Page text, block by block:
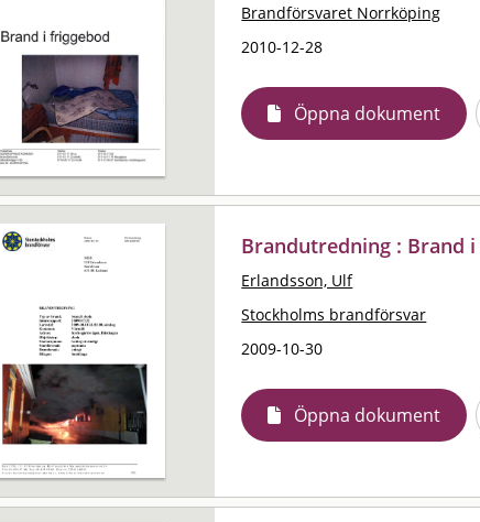
Brandförsvaret Norrköping
2010-12-28
Öppna dokument
Brandutredning : Brand i
Erlandsson, Ulf
Stockholms brandförsvar
2009-10-30
Öppna dokument